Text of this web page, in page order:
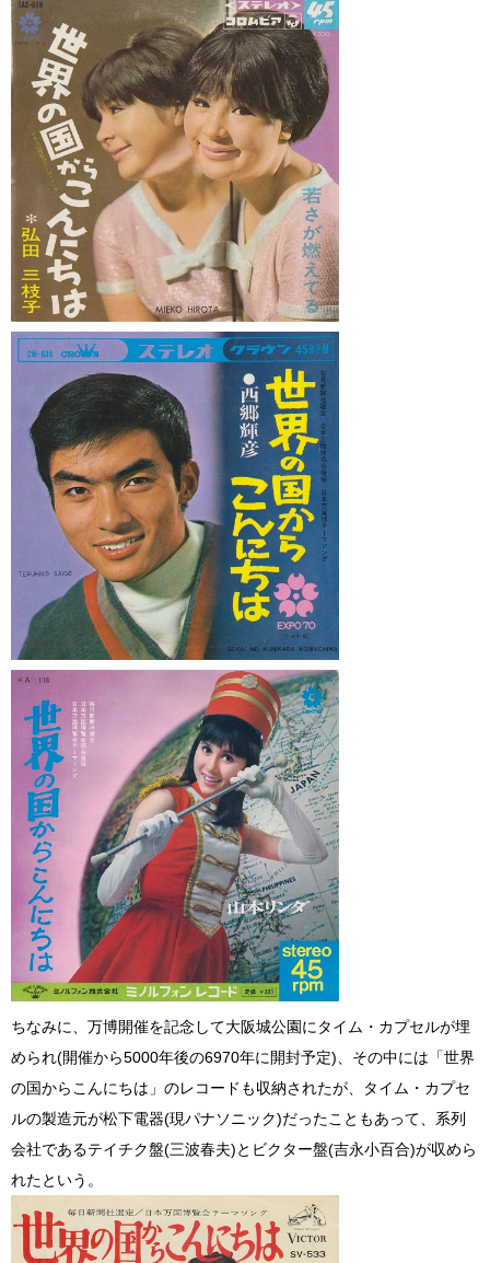
ちなみに、万博開催を記念して大阪城公園にタイム・カプセルが埋
められ(開催から5000年後の6970年に開封予定)、その中には「世界
の国からこんにちは」のレコードも収納されたが、タイム・カプセ
ルの製造元が松下電器(現パナソニック)だったこともあって、系列
会社であるテイチク盤(三波春夫)とビクター盤(吉永小百合)が収めら
れたという。